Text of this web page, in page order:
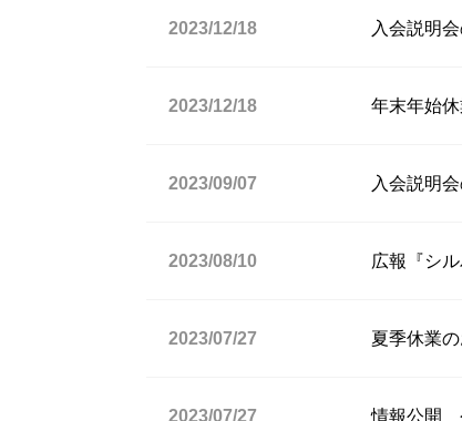
2023/12/18 入会説明
2023/12/18 年末年始
2023/09/07 入会説明
2023/08/10 広報『シ
2023/07/27 夏季休業
2023/07/27 情報公開